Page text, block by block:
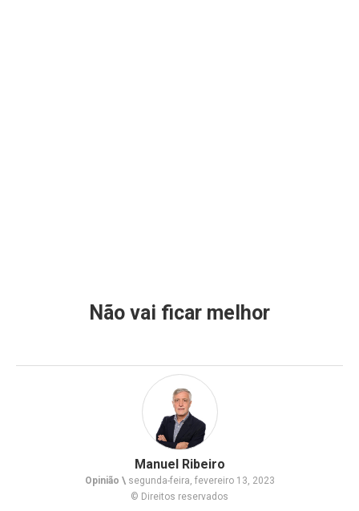
Não vai ficar melhor
Manuel Ribeiro
Opinião \segunda-feira, fevereiro 13, 2023
© Direitos reservados